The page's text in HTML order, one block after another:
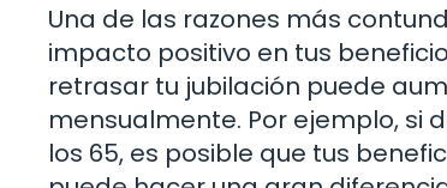
Una de las razones más
impacto positivo en tus
retrasar tu jubilación puede
mensualmente. Por ejemplo, si
los 65, es posible que tus